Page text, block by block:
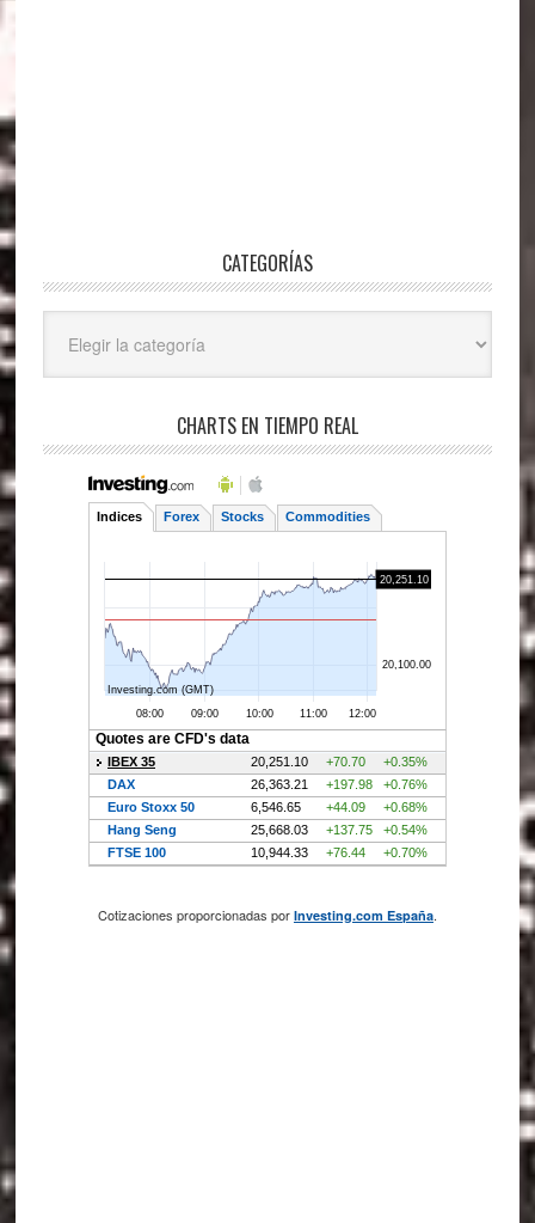
CATEGORÍAS
CHARTS EN TIEMPO REAL
Cotizaciones proporcionadas por Investing.com España.